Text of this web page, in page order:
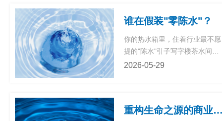
力、推动经济社会全面绿色转型
在国家顶层政策持续赋能、前沿
节水技术不断革新以及全社会绿
色升级需求的多重加持下
谁在假装"零陈水"？
你的热水箱里，住着行业最不愿
提的"陈水"引子写字楼茶水间，
早上9点，小张按下热水键，等
整夜。过去两年，"零陈水"成了
2026-05-29
重构生命之源的商业价值：天然饮用水行业发展现状、竞